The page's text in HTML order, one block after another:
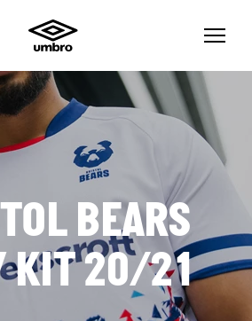
BEARS
KIT 20/21